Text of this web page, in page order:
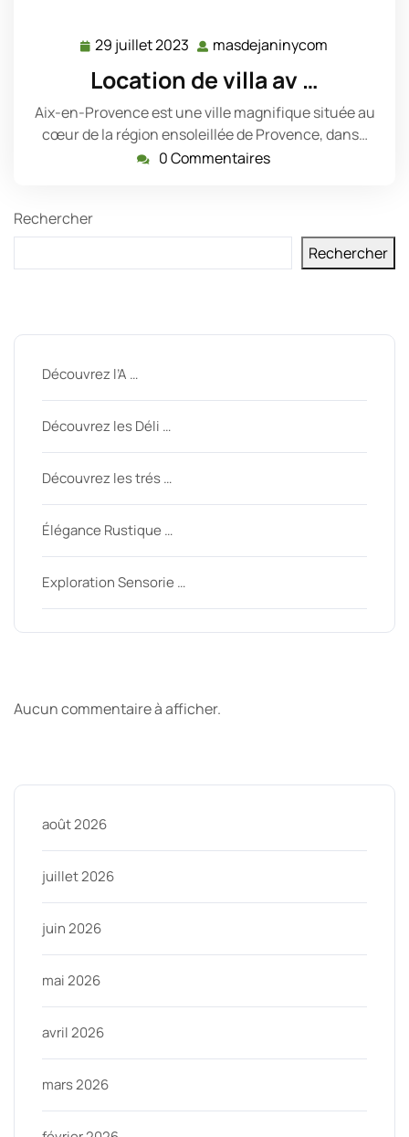
29 juillet 2023 29
juillet
2023
masdejaninycom
Location de villa av …
Aix-en-Provence est une ville magnifique située au
cœur de la région ensoleillée de Provence, dans…
0 Commentaires
Rechercher
Rechercher
Découvrez l’A …
Découvrez les Déli …
Découvrez les trés …
Élégance Rustique …
Exploration Sensorie …
Aucun commentaire à afficher.
août 2026
juillet 2026
juin 2026
mai 2026
avril 2026
mars 2026